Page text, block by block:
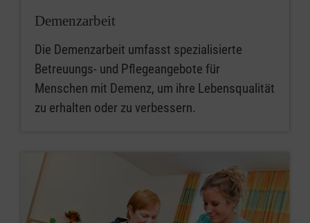
Demenzarbeit
Die Demenzarbeit umfasst spezialisierte
Betreuungs- und Pflegeangebote für
Menschen mit Demenz, um ihre Lebensqualität
zu erhalten oder zu verbessern.